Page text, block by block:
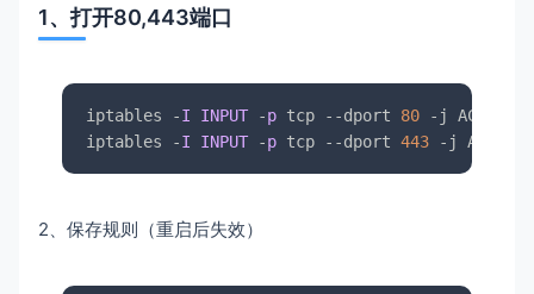
1、打开80,443端口
iptables -I INPUT -p tcp --dport 80 -j ACCEPT
iptables -I INPUT -p tcp --dport 443 -j ACCEPT
2、保存规则（重启后失效）